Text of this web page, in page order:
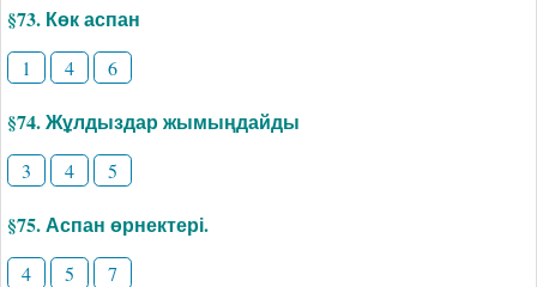
§73. Көк аспан
1 4 6
§74. Жұлдыздар жымыңдайды
3 4 5
§75. Аспан өрнектері.
4 5 7